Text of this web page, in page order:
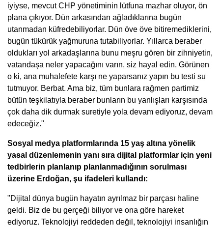
iyiyse, mevcut CHP yönetiminin lütfuna mazhar oluyor, ön
plana çıkıyor. Dün arkasından ağladıklarına bugün
utanmadan küfredebiliyorlar. Dün öve öve bitiremediklerini,
bugün tükürük yağmuruna tutabiliyorlar. Yıllarca beraber
oldukları yol arkadaşlarına bunu meşru gören bir zihniyetin,
vatandaşa neler yapacağını varın, siz hayal edin. Görünen
o ki, ana muhalefete karşı ne yaparsanız yapın bu testi su
tutmuyor. Berbat. Ama biz, tüm bunlara rağmen partimiz
bütün teşkilatıyla beraber bunların bu yanlışları karşısında
çok daha dik durmak suretiyle yola devam ediyoruz, devam
edeceğiz."
Sosyal medya platformlarında 15 yaş altına yönelik
yasal düzenlemenin yanı sıra dijital platformlar için yeni
tedbirlerin planlanıp planlanmadığının sorulması
üzerine Erdoğan, şu ifadeleri kullandı:
"Dijital dünya bugün hayatın ayrılmaz bir parçası haline
geldi. Biz de bu gerçeği biliyor ve ona göre hareket
ediyoruz. Teknolojiyi reddeden değil, teknolojiyi insanlığın